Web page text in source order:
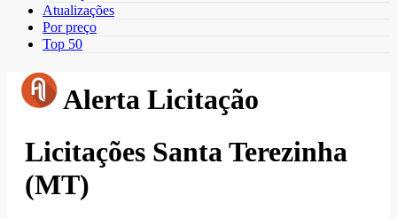
Atualizações
Por preço
Top 50
Alerta Licitação
Licitações Santa Terezinha
(MT)